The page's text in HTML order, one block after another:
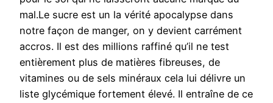
mal.Le sucre est un la vérité apocalypse dans
notre façon de manger, on y devient carrément
accros. Il est des millions raffiné qu’il ne test
entièrement plus de matières fibreuses, de
vitamines ou de sels minéraux cela lui délivre un
liste glycémique fortement élevé. Il entraîne de ce